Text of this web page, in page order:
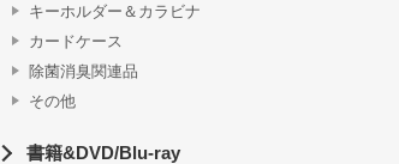
キーホルダー＆カラビナ
カードケース
除菌消臭関連品
その他
書籍&DVD/Blu-ray